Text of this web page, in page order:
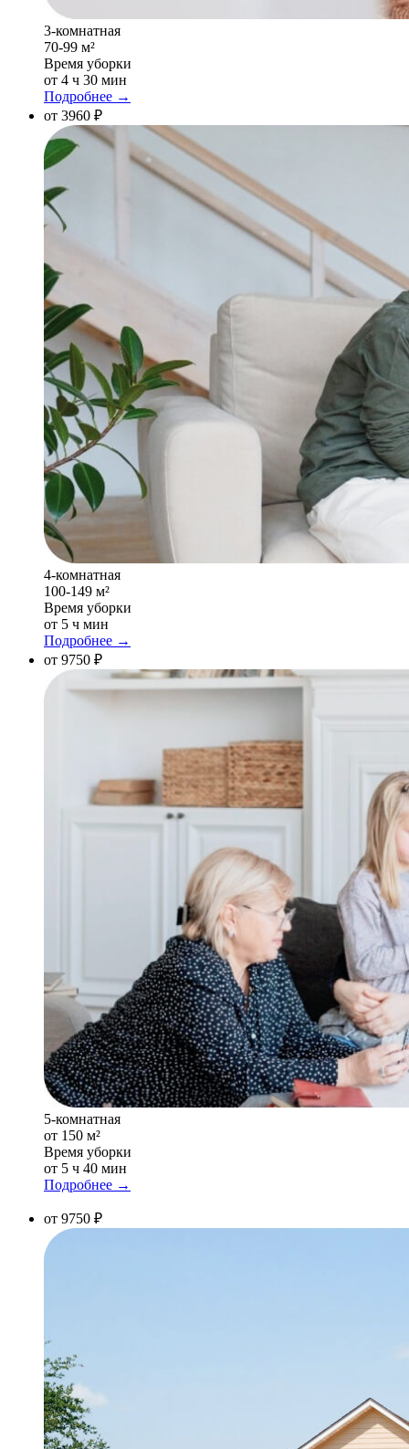
3-комнатная
70-99 м²
Время уборки
от 4 ч 30 мин
Подробнее →
от 3960 ₽
4-комнатная
100-149 м²
Время уборки
от 5 ч мин
Подробнее →
от 9750 ₽
5-комнатная
от 150 м²
Время уборки
от 5 ч 40 мин
Подробнее →
от 9750 ₽